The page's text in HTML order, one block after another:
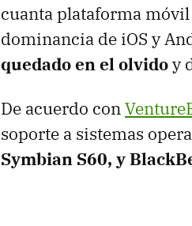
cuanta plataforma
dominancia de iOS y
quedado en el olvidoy
De acuerdo con
soporte a sistemas
Symbian S60, y